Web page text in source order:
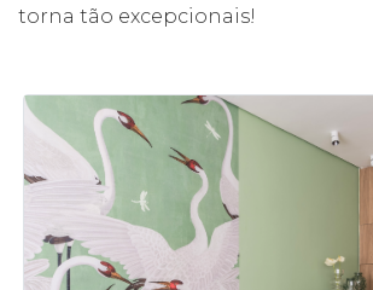
torna tão excepcionais!